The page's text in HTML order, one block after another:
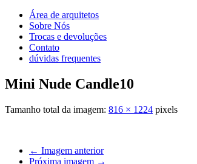
Área de arquitetos
Sobre Nós
Trocas e devoluções
Contato
dúvidas frequentes
Mini Nude Candle10
Tamanho total da imagem: 816 × 1224 pixels
← Imagem anterior
Próxima imagem →